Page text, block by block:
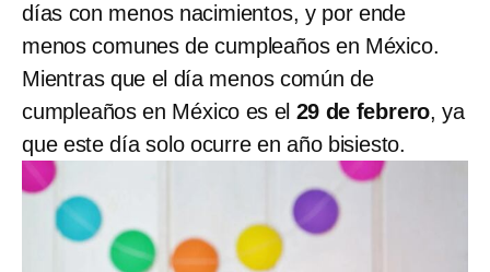
días con menos nacimientos, y por ende
menos comunes de cumpleaños en México.
Mientras que el día menos común de
cumpleaños en México es el 29 de febrero, ya
que este día solo ocurre en año bisiesto.